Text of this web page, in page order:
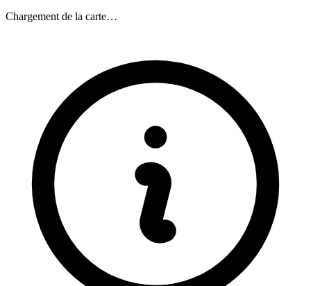
Chargement de la carte…